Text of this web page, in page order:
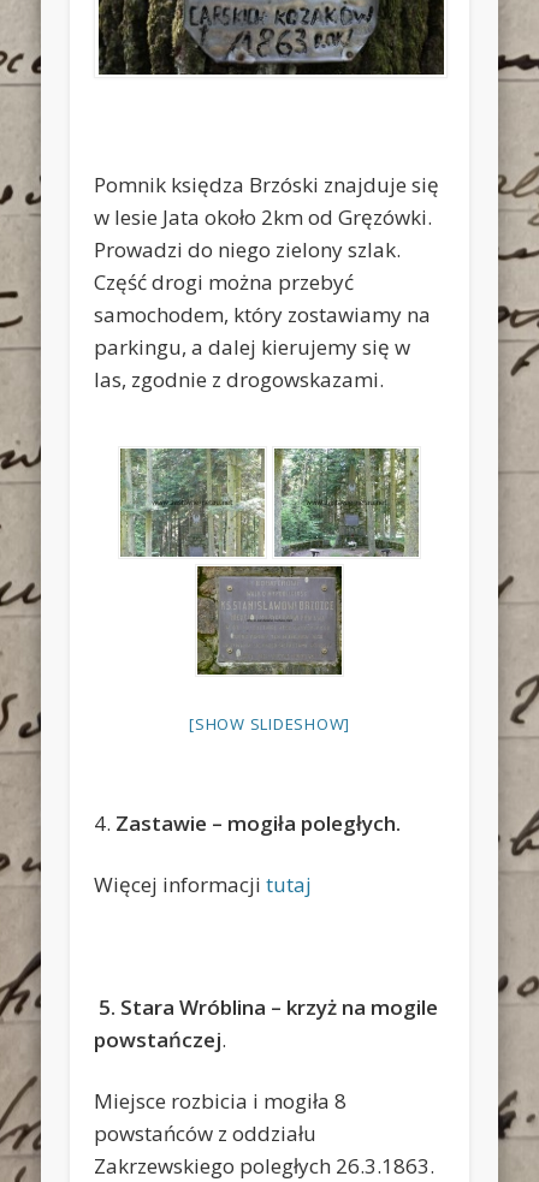
Pomnik księdza Brzóski znajduje się
w lesie Jata około 2km od Gręzówki.
Prowadzi do niego zielony szlak.
Część drogi można przebyć
samochodem, który zostawiamy na
parkingu, a dalej kierujemy się w
las, zgodnie z drogowskazami.
[SHOW SLIDESHOW]
4. Zastawie – mogiła poległych.
Więcej informacjitutaj
5. Stara Wróblina – krzyż na mogile
powstańczej.
Miejsce rozbicia i mogiła 8
powstańców z oddziału
Zakrzewskiego poległych 26.3.1863.